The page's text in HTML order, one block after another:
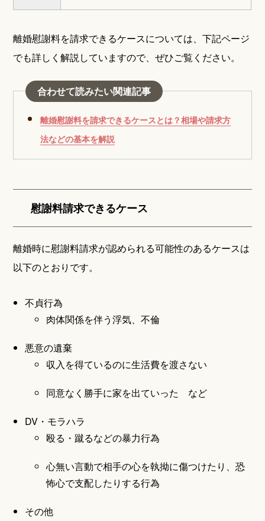
離婚慰謝料を請求できるケースについては、下記ページ
でも詳しく解説していますので、ぜひご覧ください。
合わせて読みたい関連記事
離婚慰謝料を請求できるケースとは？相場や請求方
法などの基本を解説
慰謝料請求できるケース
離婚時に慰謝料請求が認められる可能性のあるケースは
以下のとおりです。
不貞行為
肉体関係を伴う浮気、不倫
悪意の遺棄
収入を得ているのに生活費を渡さない
同意なく勝手に家を出ていった など
DV・モラハラ
殴る・蹴るなどの暴力行為
心無い言動で相手の心を執拗に傷つけたり、恐
怖心で支配したりする行為
その他